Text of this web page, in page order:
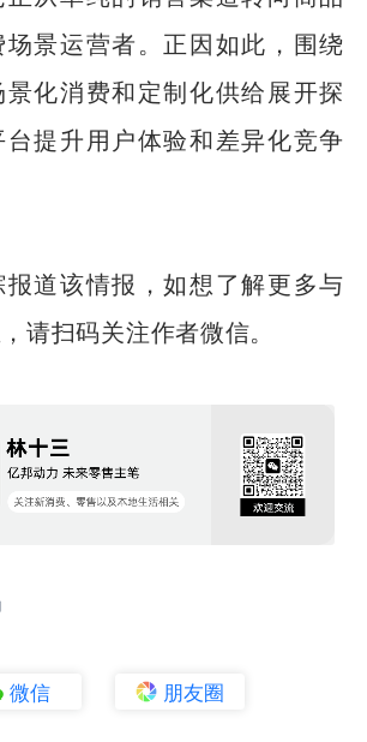
景运营者。正因如此，围绕
化消费和定制化供给展开探
提升用户体验和差异化竞争
道该情报，如想了解更多与
请扫码关注作者微信。
微信 朋友圈